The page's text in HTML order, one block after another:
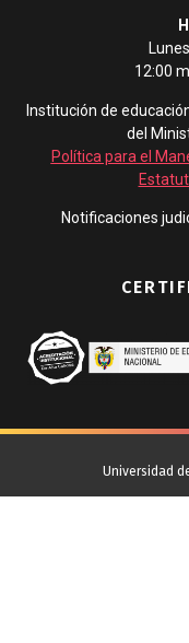
12:00
Institución de
del
Política para el
Notificaciones
Universidad